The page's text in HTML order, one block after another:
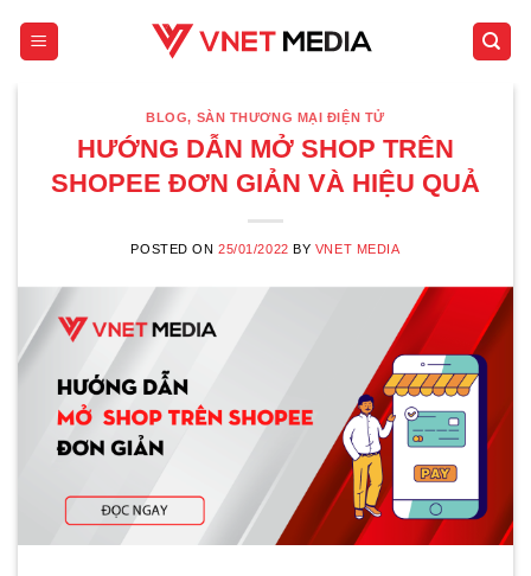
BLOG, SÀN THƯƠNG MẠI ĐIỆN TỬ
HƯỚNG DẪN MỞ SHOP TRÊN
SHOPEE ĐƠN GIẢN VÀ HIỆU QUẢ
POSTED ON25/01/2022 BY VNET MEDIA